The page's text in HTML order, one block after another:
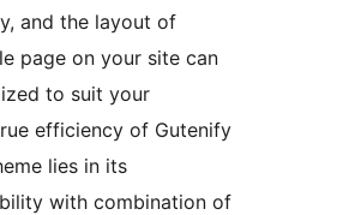
and the layout of
page on your site can
to suit your
efficiency of Gutenify
lies in its
with combination of